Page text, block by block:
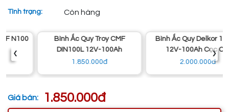
Tình trạng: Còn hàng
Bình Ắc Quy Troy CMF
DIN100L 12V-100Ah
1.850.000đ
Bình Ắc Quy Delkor 1111K
12V-100Ah Cọc Chì
2.000.000đ
‹ ›
Giá bán: 1.850.000đ